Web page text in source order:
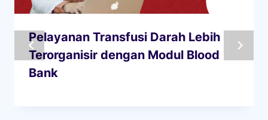
Pelayanan Transfusi Darah Lebih
Terorganisir dengan Modul Blood
Bank